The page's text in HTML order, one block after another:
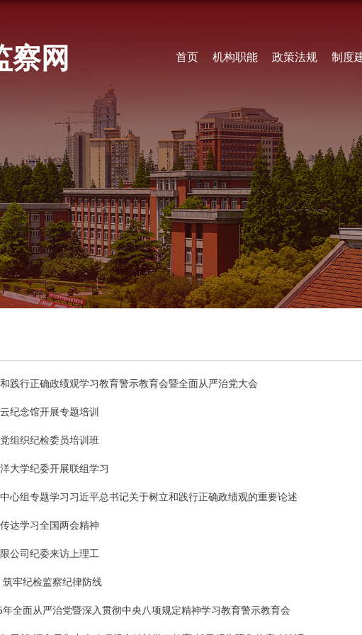
察网 首页 机构职能 政策法规 制度
践行正确政绩观学习教育警示教育会暨全面从严治党大会
纪念馆开展专题培训
组织纪检委员培训班
大学纪委开展联组学习
心组专题学习习近平总书记关于树立和践行正确政绩观的重要论述
达学习全国两会精神
公司纪委来访上理工
牢纪检监察纪律防线
全面从严治党暨深入贯彻中央八项规定精神学习教育警示教育会